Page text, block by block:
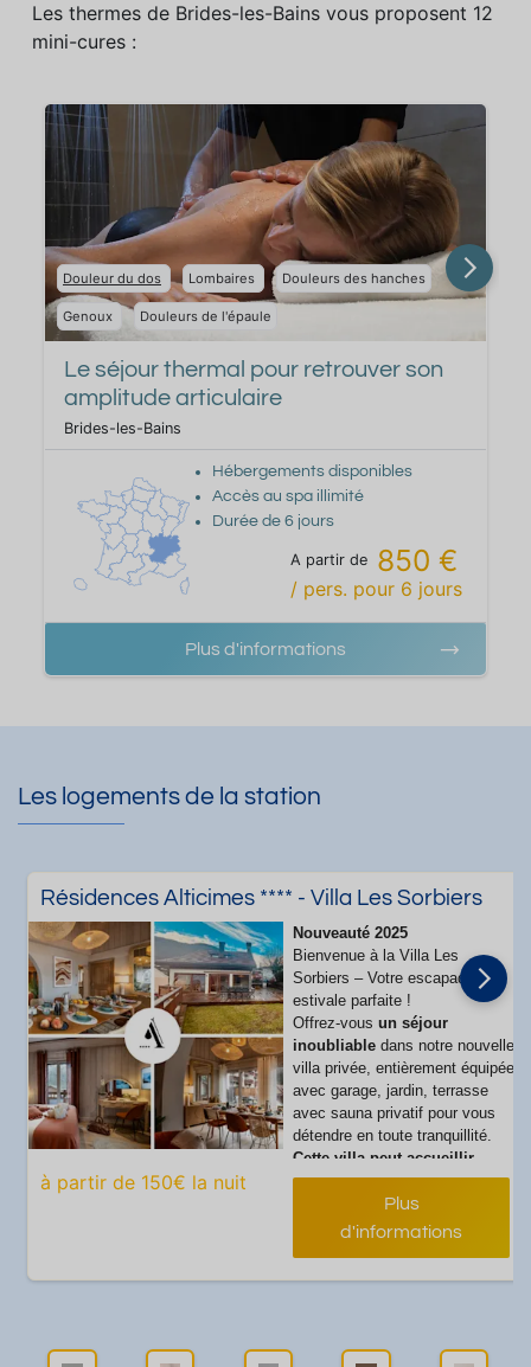
Les thermes de Brides-les-Bains vous proposent 12
mini-cures :
Douleur du dos Lombaires Douleurs des hanches
Genoux Douleurs de l'épaule
Le séjour thermal pour retrouver son
amplitude articulaire
Brides-les-Bains
Hébergements disponibles
Accès au spa illimité
Durée de6 jours
A partir de 850 €
/ pers. pour 6 jours
Plus d'informations
Les logements de la station
Résidences Alticimes **** - Villa Les Sorbiers
Nouveauté 2025
Bienvenue à la Villa Les
Sorbiers – Votre escapade
estivale parfaite !
Offrez-vous un séjour
inoubliable dans notre nouvelle
villa privée, entièrement équipée
avec garage, jardin, terrasse
avec sauna privatif pour vous
détendre en toute tranquillité.
Cette villa peut accueillir
jusqu’à 10 personnes dans un
cadre cosy et moderne, avec 4
chambres, 3 salles de bains et
pour une immersion totale au
à partir de 150€ la nuit
Plus
d'informations